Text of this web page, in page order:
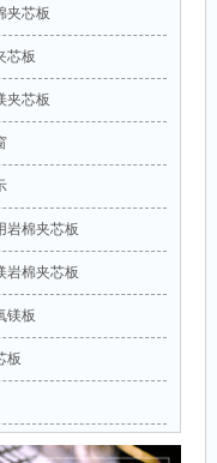
夹芯板
芯板
夹芯板
岩棉夹芯板
岩棉夹芯板
镁板
板